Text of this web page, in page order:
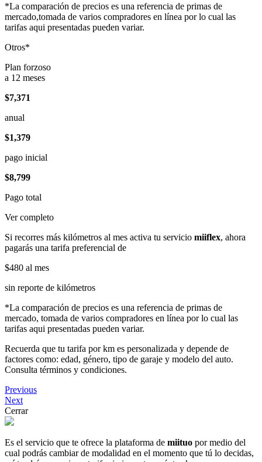
*La comparación de precios es una referencia de primas de
mercado,tomada de varios compradores en línea por lo cual las
tarifas aqui presentadas pueden variar.
Otros*
Plan forzoso
a 12 meses
$7,371
anual
$1,379
pago inicial
$8,799
Pago total
Ver completo
Si recorres más kilómetros al mes activa tu servicio miiflex, ahora
pagarás una tarifa preferencial de
$480 al mes
sin reporte de kilómetros
*La comparación de precios es una referencia de primas de
mercado, tomada de varios compradores en línea por lo cual las
tarifas aqui presentadas pueden variar.
Recuerda que tu tarifa por km es personalizada y depende de
factores como: edad, género, tipo de garaje y modelo del auto.
Consulta términos y condiciones.
Previous
Next
Cerrar
Es el servicio que te ofrece la plataforma de miituo por medio del
cual podrás cambiar de modalidad en el momento que tú lo decidas,